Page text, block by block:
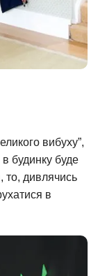
вибуху”,
в будинку буде
то, дивлячись
в